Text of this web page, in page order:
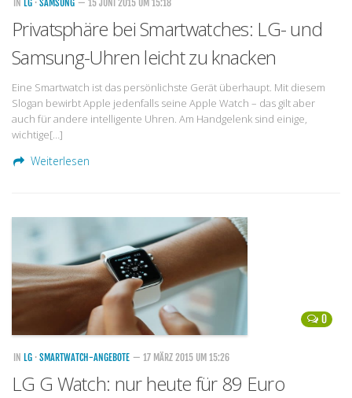
IN LG · SAMSUNG — 15 JUNI 2015 UM 15:18
Privatsphäre bei Smartwatches: LG- und
Samsung-Uhren leicht zu knacken
Eine Smartwatch ist das persönlichste Gerät überhaupt. Mit diesem
Slogan bewirbt Apple jedenfalls seine Apple Watch – das gilt aber
auch für andere intelligente Uhren. Am Handgelenk sind einige,
wichtige[…]
Weiterlesen
0
IN LG · SMARTWATCH-ANGEBOTE — 17 MÄRZ 2015 UM 15:26
LG G Watch: nur heute für 89 Euro